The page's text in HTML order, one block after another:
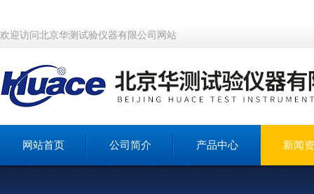
欢迎访问北京华测试验仪器有限公司网站
网站首页 公司简介 产品中心 新闻